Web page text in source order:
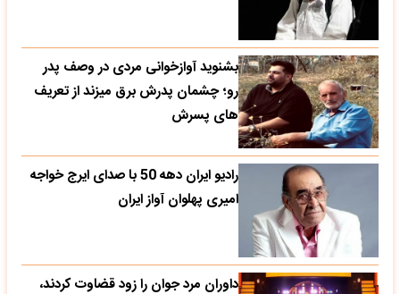
بشنوید آوازخوانی مردی در وصف پدر
رو؛ چشمان پدرش برق میزند از تعریف
های پسرش
رادیو ایران دهه 50 با صدای ایرج خواجه
امیری پهلوان آواز ایران
داوران مرد جوان را زود قضاوت کردند،